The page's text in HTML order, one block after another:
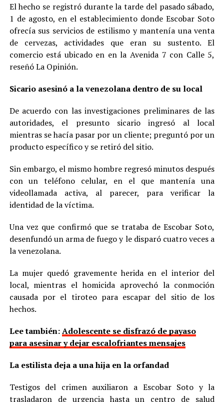
El hecho se registró durante la tarde del pasado sábado,
1 de agosto, en el establecimiento donde Escobar Soto
ofrecía sus servicios de estilismo y mantenía una venta
de cervezas, actividades que eran su sustento. El
comercio está ubicado en en la Avenida 7 con Calle 5,
reseñó La Opinión.
Sicario asesinó a la venezolana dentro de su local
De acuerdo con las investigaciones preliminares de las
autoridades, el presunto sicario ingresó al local
mientras se hacía pasar por un cliente; preguntó por un
producto específico y se retiró del sitio.
Sin embargo, el mismo hombre regresó minutos después
con un teléfono celular, en el que mantenía una
videollamada activa, al parecer, para verificar la
identidad de la víctima.
Una vez que confirmó que se trataba de Escobar Soto,
desenfundó un arma de fuego y le disparó cuatro veces a
la venezolana.
La mujer quedó gravemente herida en el interior del
local, mientras el homicida aprovechó la conmoción
causada por el tiroteo para escapar del sitio de los
hechos.
Lee también:Adolescente se disfrazó de payaso
para asesinar y dejar escalofriantes mensajes
La estilista deja a una hija en la orfandad
Testigos del crimen auxiliaron a Escobar Soto y la
trasladaron de urgencia hasta un centro de salud